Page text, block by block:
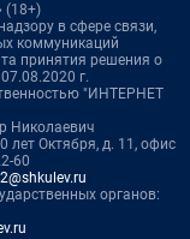
(18+)
в сфере связи,
коммуникаций
принятия решения о
г.
"ИНТЕРНЕТ
Николаевич
лет Октября, д. 11, офис
60
органов: